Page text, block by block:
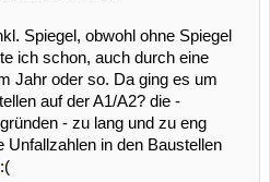
Spiegel, obwohl ohne Spiegel
ich schon, auch durch eine
Jahr oder so. Da ging es um
auf der A1/A2? die -
- zu lang und zu eng
Unfallzahlen in den Baustellen